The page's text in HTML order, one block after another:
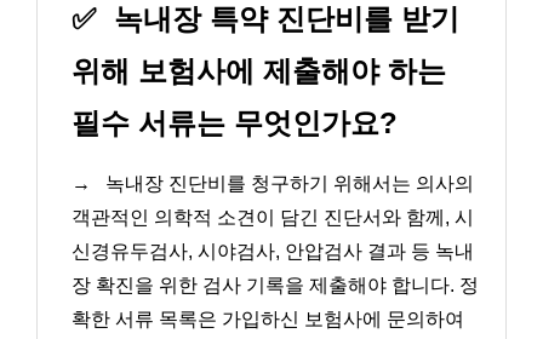
✅ 녹내장 특약 진단비를 받기
위해 보험사에 제출해야 하는
필수 서류는 무엇인가요?
→
녹내장 진단비를 청구하기 위해서는 의사의
객관적인 의학적 소견이 담긴 진단서와 함께, 시
신경유두검사, 시야검사, 안압검사 결과 등 녹내
장 확진을 위한 검사 기록을 제출해야 합니다. 정
확한 서류 목록은 가입하신 보험사에 문의하여